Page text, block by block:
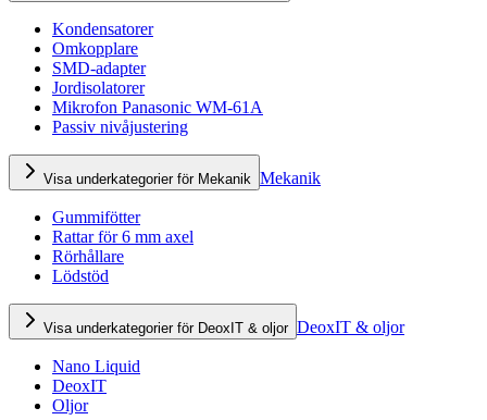
Kondensatorer
Omkopplare
SMD-adapter
Jordisolatorer
Mikrofon Panasonic WM-61A
Passiv nivåjustering
Visa underkategorier för Mekanik Mekanik
Gummifötter
Rattar för 6 mm axel
Rörhållare
Lödstöd
Visa underkategorier för DeoxIT & oljor DeoxIT & oljor
Nano Liquid
DeoxIT
Oljor